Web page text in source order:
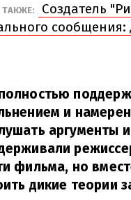
ТАКЖЕ:
Создатель
сообщения:
и
аргументы
фильма, но
дикие теории